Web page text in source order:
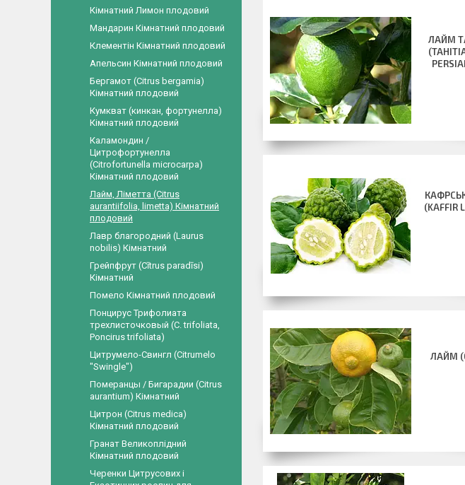
ЛАЙМ
(KAFFIR
ЛАЙМ
Кімнатний Лимон плодовий
Мандарин Кімнатний плодовий
Клементін Кімнатний плодовий
Апельсин Кімнатний плодовий
Бергамот (Citrus bergamia)
Кімнатний плодовий
Кумкват (кинкан, фортунелла)
Кімнатний плодовий
Каламондин /
Цитрофортунелла
(Citrofortunella microcarpa)
Кімнатний плодовий
Лайм, Ліметта (Citrus
aurantiifolia, limetta) Кімнатний
плодовий
Лавр благородний (Laurus
nobilis) Кімнатний
Грейпфрут (Cītrus paradīsi)
Кімнатний
Помело Кімнатний плодовий
Понцирус Трифолиата
трехлисточковый (C. trifoliata,
Poncirus trifoliata)
Цитрумело-Свингл (Citrumelo
"Swingle")
Померанцы / Бигарадии (Citrus
aurantium) Кімнатний
Цитрон (Citrus medica)
Кімнатний плодовий
Гранат Великоплідний
Кімнатний плодовий
Черенки Цитрусових і